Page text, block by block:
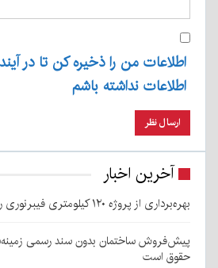
اطلاعات من را ذخیره کن تا در آینده
اطلاعات نداشته باشم
آخرین اخبار
بهره‌برداری از پروژه ۱۲۰ کیلومتری فیبرنوری روستایی در قلعه‌گنج
پیش‌فروش ساختمان بدون سند رسمی زمینه‌ساز
حقوق است